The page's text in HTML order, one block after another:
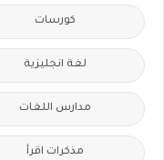
كورسات
لغة انجليزية
مدارس اللغات
مذكرات اقرأ